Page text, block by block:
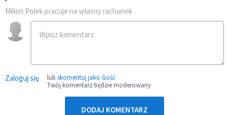
Milion Polek pracuje na własny rachunek
Zaloguj się lub skomentuj jako Gość
Twój komentarz będzie moderowany
DODAJ KOMENTARZ